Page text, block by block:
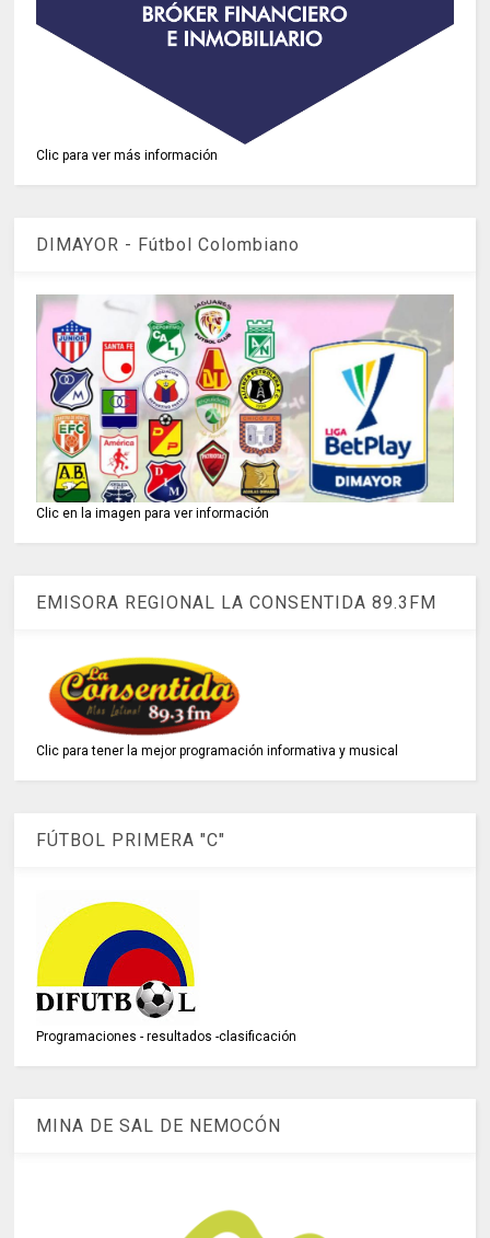
Clic para ver más información
DIMAYOR - Fútbol Colombiano
Clic en la imagen para ver información
EMISORA REGIONAL LA CONSENTIDA 89.3FM
Clic para tener la mejor programación informativa y musical
FÚTBOL PRIMERA "C"
Programaciones - resultados -clasificación
MINA DE SAL DE NEMOCÓN